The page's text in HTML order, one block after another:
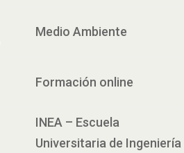
Medio Ambiente
Formación online
INEA – Escuela
Universitaria de Ingeniería